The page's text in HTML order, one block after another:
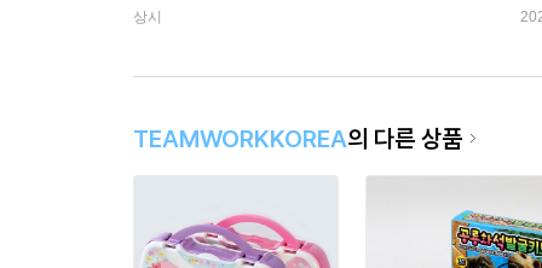
상시
TEAMWORKKOREA의 다른 상품